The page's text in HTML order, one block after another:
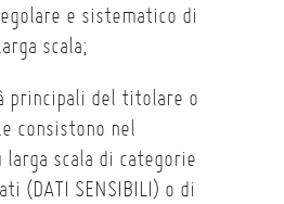
e sistematico di
scala;
principali del titolare o
consistono nel
scala di categorie
(DATI SENSIBILI) o di